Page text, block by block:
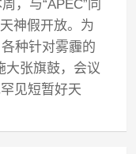
，与“APEC”同
神假开放。为
种针对雾霾的
大张旗鼓，会议
见短暂好天